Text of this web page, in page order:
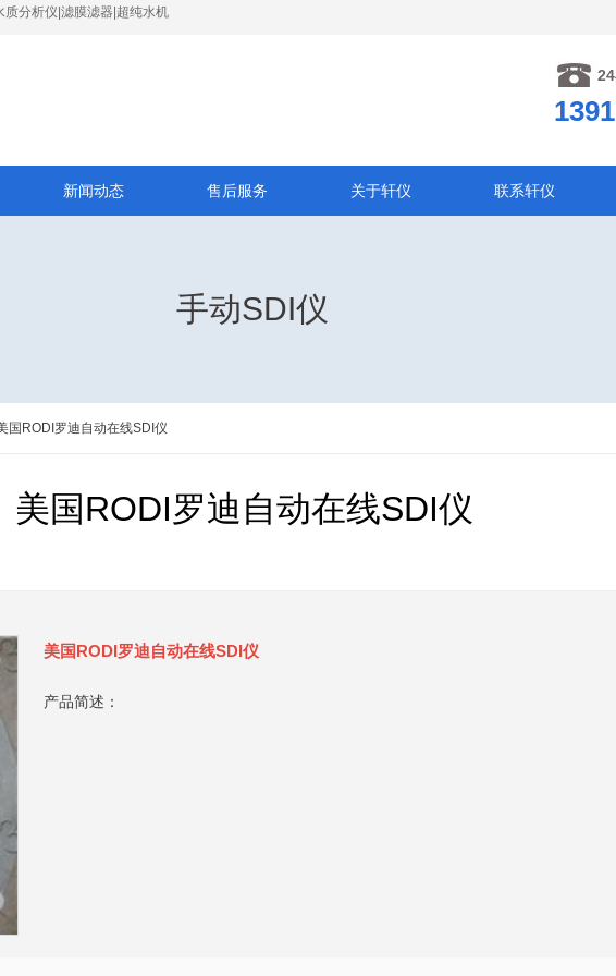
分析仪|滤膜滤器|超纯水机
新闻动态 售后服务 关于轩仪 联系轩仪
手动SDI仪
国RODI罗迪自动在线SDI仪
美国RODI罗迪自动在线SDI仪
美国RODI罗迪自动在线SDI仪
产品简述：